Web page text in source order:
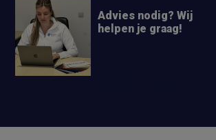
Advies nodig? Wij
helpen je graag!